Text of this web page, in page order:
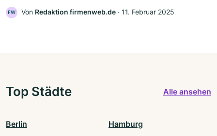
FW Von Redaktion firmenweb.de ‧ 11. Februar 2025
Top Städte Alle ansehen
Berlin Hamburg